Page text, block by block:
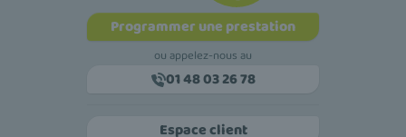
Programmer une prestation
ou appelez-nous au
01 48 03 26 78
Espace client